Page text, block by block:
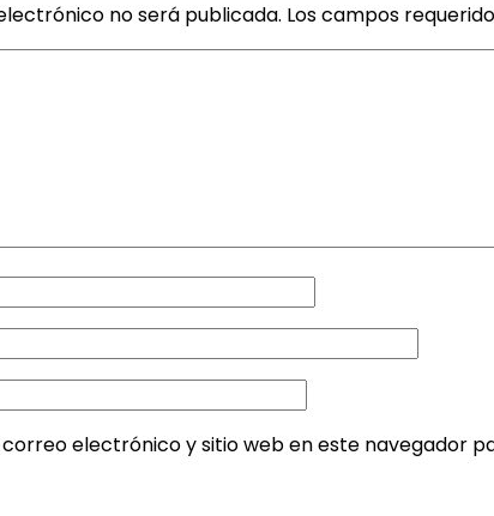
no será publicada. Los campos
electrónico y sitio web en este navegador